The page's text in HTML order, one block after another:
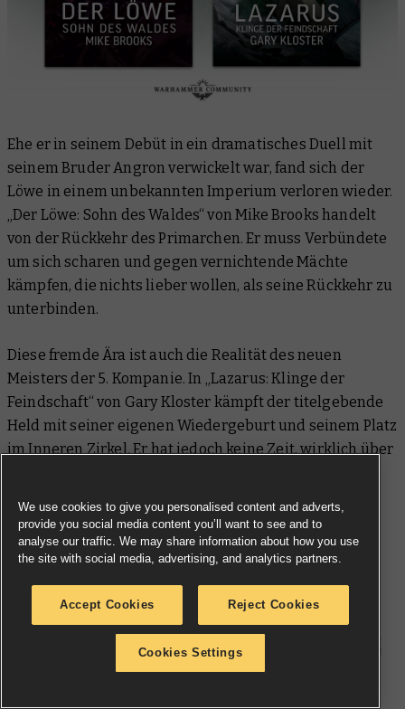
Ehe er in seinem Debüt in ein dramatisches Duell mit
seinem Bruder Angron verwickelt war, fand sich der
Löwe in einem unbekannten Imperium verloren wieder.
„Der Löwe: Sohn des Waldes“ von Mike Brooks handelt
von der Rückkehr des Primarchen. Er muss Verbündete
um sich scharen und gegen vernichtende Mächte
kämpfen, die nichts lieber wollen, als seine Rückkehr zu
unterbinden.
Diese fremde Ära ist auch die Realität des neuen
Meisters der 5. Kompanie. In „Lazarus: Klinge der
Feindschaft“ von Gary Kloster kämpft der titelgebende
Held mit seiner eigenen Wiedergeburt und seinem Platz
im Inneren Zirkel. Er hat jedoch keine Zeit, wirklich über
sieht sich der Aufgabe gegenüber, eine Welt zu retten,
die vielleicht gar nicht gerettet werden will.
We use cookies to give you personalised content and adverts,
provide you social media content you’ll want to see and to
analyse our traffic. We may share information about how you use
the site with social media, advertising, and analytics partners.
Accept Cookies Reject Cookies
Cookies Settings